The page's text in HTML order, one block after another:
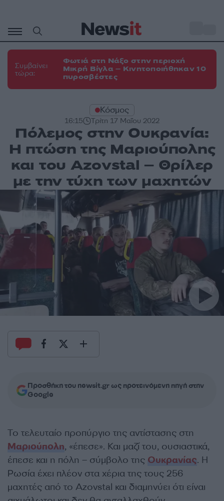
περιεχόμενο
Συμβαίνει
τώρα:
Φωτιά στη Νάξο στην περιοχή
Μικρή Βίγλα – Κινητοποιήθηκαν 10
πυροσβέστες
Κόσμος
16:15 Τρίτη 17 Μαΐου 2022
Πόλεμος στην Ουκρανία:
Η πτώση της Μαριούπολης
και του Azovstal – Θρίλερ
με την τύχη των μαχητών
Προσθήκη του newsit.gr ως προτεινόμενη πηγή στην
Google
Το τελευταίο προπύργιο της αντίστασης στη
Μαριούπολη, «έπεσε». Και μαζί του, ουσιαστικά,
έπεσε και η πόλη – σύμβολο της Ουκρανίας. Η
Ρωσία έχει πλέον στα χέρια της τους 256
μαχητές από το Azovstal και διαμηνύει ότι είναι